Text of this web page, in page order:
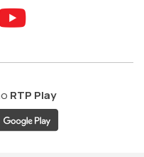
ao ao
Aceder
RTP Play